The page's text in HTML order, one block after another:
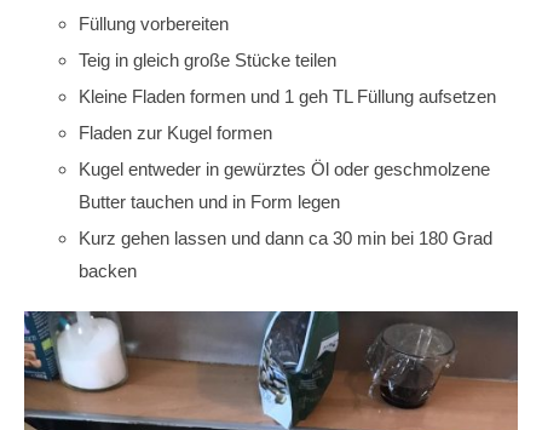
Füllung vorbereiten
Teig in gleich große Stücke teilen
Kleine Fladen formen und 1 geh TL Füllung aufsetzen
Fladen zur Kugel formen
Kugel entweder in gewürztes Öl oder geschmolzene
Butter tauchen und in Form legen
Kurz gehen lassen und dann ca 30 min bei 180 Grad
backen